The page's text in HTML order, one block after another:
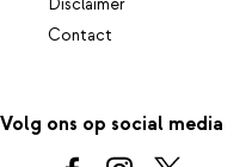
Disclaimer
Contact
Volg ons op social media